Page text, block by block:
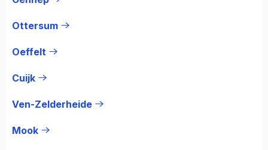
Ottersum
Oeffelt
Cuijk
Ven-Zelderheide
Mook